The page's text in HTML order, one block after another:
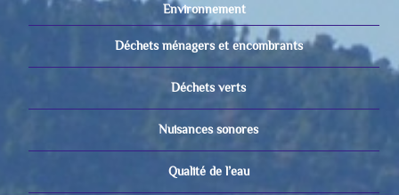
Environnement
Déchets ménagers et encombrants
Déchets verts
Nuisances sonores
Qualité de l’eau